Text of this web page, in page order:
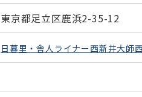
東京都足立区鹿浜2-35-12
日暮里・舎人ライナー西新井大師